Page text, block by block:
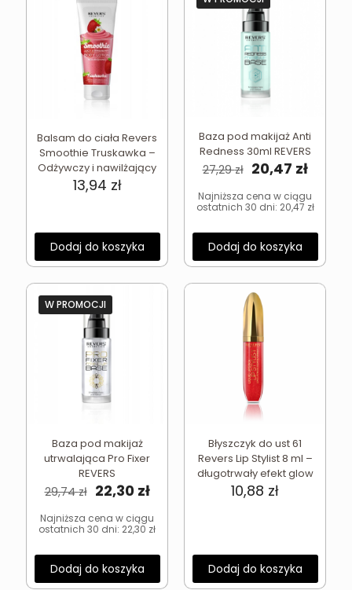
Balsam do ciała Revers
Smoothie Truskawka –
Odżywczy i nawilżający
13,94 zł
Dodaj do koszyka
Baza pod makijaż Anti
Redness 30ml REVERS
27,29zł Pierwotna
wynosiła:
27,29 zł.
20,47 zł
20,47
Najniższa cena w ciągu
ostatnich 30 dni: 20,47 zł
Dodaj do koszyka
W PROMOCJI
Baza pod makijaż
utrwalająca Pro Fixer
REVERS
29,74zł Pierwotna
wynosiła:
29,74 zł.
22,30 złAktualna
wynosi:
22,30 zł.
Najniższa cena w ciągu
ostatnich 30 dni: 22,30 zł
Dodaj do koszyka
Błyszczyk do ust 61
Revers Lip Stylist 8 ml –
długotrwały efekt glow
10,88 zł
Dodaj do koszyka